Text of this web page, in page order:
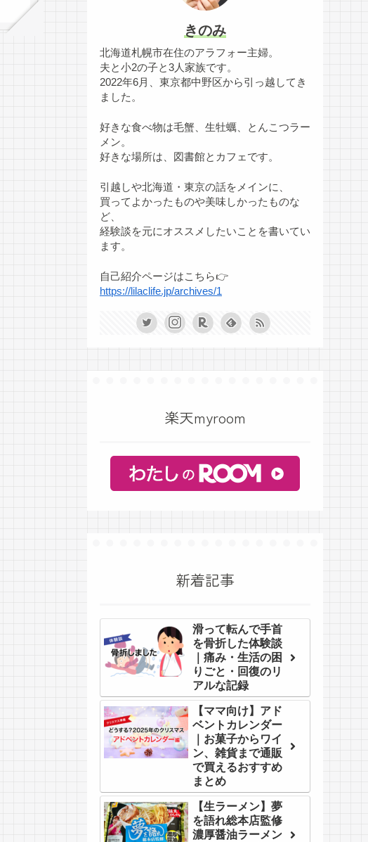
きのみ
北海道札幌市在住のアラフォー主婦。
夫と小2の子と3人家族です。
2022年6月、東京都中野区から引っ越してき
ました。
好きな食べ物は毛蟹、生牡蠣、とんこつラー
メン。
好きな場所は、図書館とカフェです。
引越しや北海道・東京の話をメインに、
買ってよかったものや美味しかったものな
ど、
経験談を元にオススメしたいことを書いてい
ます。
自己紹介ページはこちら👉
https://lilaclife.jp/archives/1
楽天myroom
新着記事
滑って転んで手首
を骨折した体験談
｜痛み・生活の困
りごと・回復のリ
アルな記録
【ママ向け】アド
ベントカレンダー
｜お菓子からワイ
ン、雑貨まで通販
で買えるおすすめ
まとめ
【生ラーメン】夢
を語れ総本店監修
濃厚醤油ラーメン